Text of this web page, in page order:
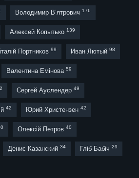
Володимир В’ятрович 176
Алексей Копытько 139
Портников 99 Иван Лютый 98
Валентина Емінова 59
Сергей Ауслендер 49
42 Юрий Христензен 42
Олексій Петров 40
Денис Казанский 34 Гліб Бабіч 29